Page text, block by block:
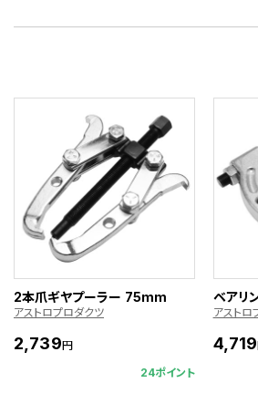
2本爪ギヤプーラー 75mm
アストロプロダクツ
2,739円
24ポイント
ベアリ
アストロ
4,719